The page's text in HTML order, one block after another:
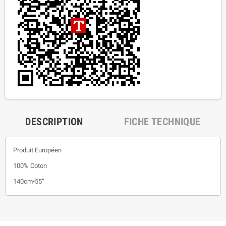
DESCRIPTION FICHE TECHNIQUE
Produit Européen
100% Coton
140cm•55”